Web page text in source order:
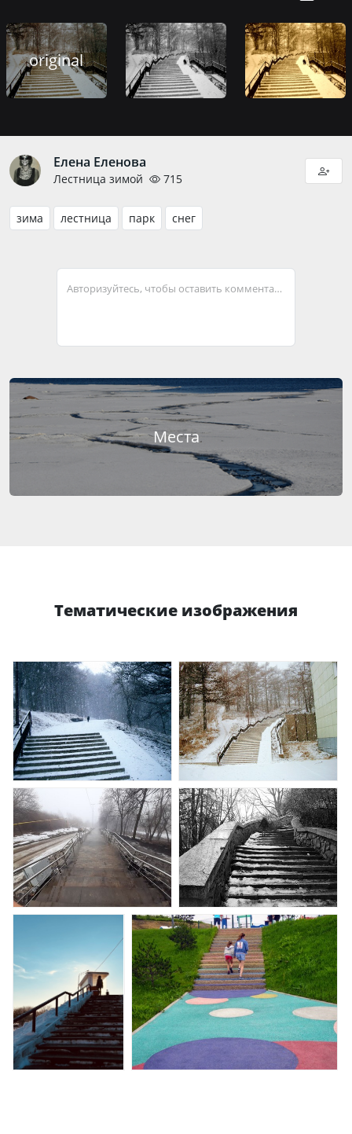
original
Елена Еленова
Лестница зимой 715
зима лестница парк снег
Авторизуйтесь, чтобы оставить комментарий
Места
Тематические изображения